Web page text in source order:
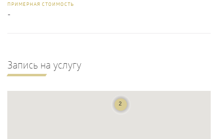
Запись на услугу
ПРИМЕРНАЯ СТОИМОСТЬ
-